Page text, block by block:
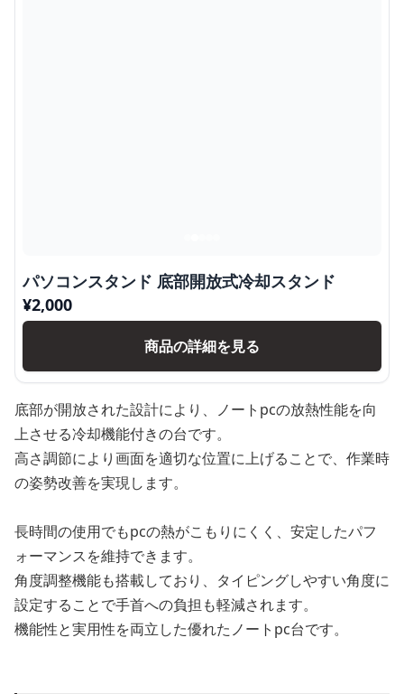
パソコンスタンド 底部開放式冷却スタンド
¥2,000
商品の詳細を見る
底部が開放された設計により、ノートpcの放熱性能を向
上させる冷却機能付きの台です。
高さ調節により画面を適切な位置に上げることで、作業時
の姿勢改善を実現します。
長時間の使用でもpcの熱がこもりにくく、安定したパフ
ォーマンスを維持できます。
角度調整機能も搭載しており、タイピングしやすい角度に
設定することで手首への負担も軽減されます。
機能性と実用性を両立した優れたノートpc台です。